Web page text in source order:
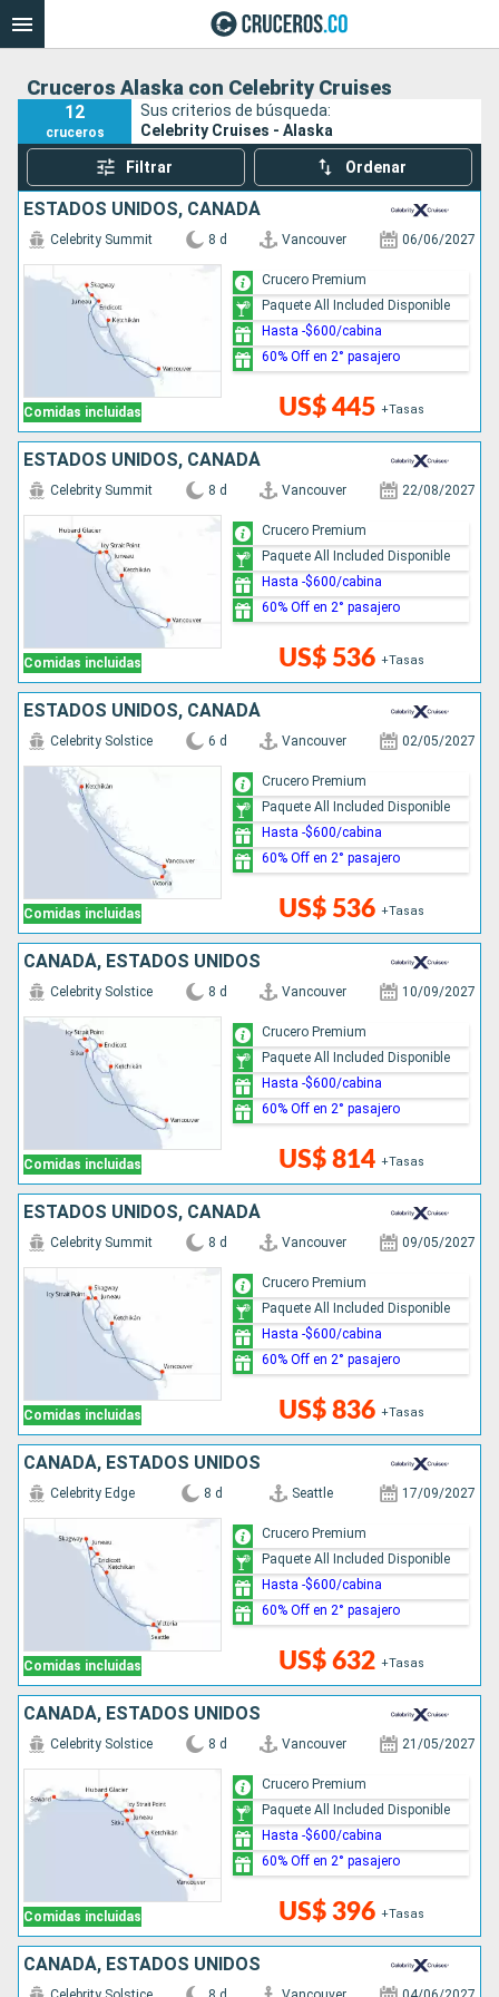
Cruceros Alaska con Celebrity Cruises
12
cruceros
Sus criterios de búsqueda:
Celebrity Cruises - Alaska
Filtrar Ordenar
ESTADOS UNIDOS, CANADÁ
Comidas incluidas
Celebrity Summit 8 d Vancouver 06/06/2027
US$ 445 +Tasas
Crucero Premium
Paquete All Included Disponible
Hasta -$600/cabina
60% Off en 2° pasajero
ESTADOS UNIDOS, CANADÁ
Comidas incluidas
Celebrity Summit 8 d Vancouver 22/08/2027
US$ 536 +Tasas
Crucero Premium
Paquete All Included Disponible
Hasta -$600/cabina
60% Off en 2° pasajero
ESTADOS UNIDOS, CANADÁ
Comidas incluidas
Celebrity Solstice 6 d Vancouver 02/05/2027
US$ 536 +Tasas
Crucero Premium
Paquete All Included Disponible
Hasta -$600/cabina
60% Off en 2° pasajero
CANADÁ, ESTADOS UNIDOS
Comidas incluidas
Celebrity Solstice 8 d Vancouver 10/09/2027
US$ 814 +Tasas
Crucero Premium
Paquete All Included Disponible
Hasta -$600/cabina
60% Off en 2° pasajero
ESTADOS UNIDOS, CANADÁ
Comidas incluidas
Celebrity Summit 8 d Vancouver 09/05/2027
US$ 836 +Tasas
Crucero Premium
Paquete All Included Disponible
Hasta -$600/cabina
60% Off en 2° pasajero
CANADÁ, ESTADOS UNIDOS
Comidas incluidas
Celebrity Edge 8 d Seattle 17/09/2027
US$ 632 +Tasas
Crucero Premium
Paquete All Included Disponible
Hasta -$600/cabina
60% Off en 2° pasajero
CANADÁ, ESTADOS UNIDOS
Comidas incluidas
Celebrity Solstice 8 d Vancouver 21/05/2027
US$ 396 +Tasas
Crucero Premium
Paquete All Included Disponible
Hasta -$600/cabina
60% Off en 2° pasajero
CANADÁ, ESTADOS UNIDOS